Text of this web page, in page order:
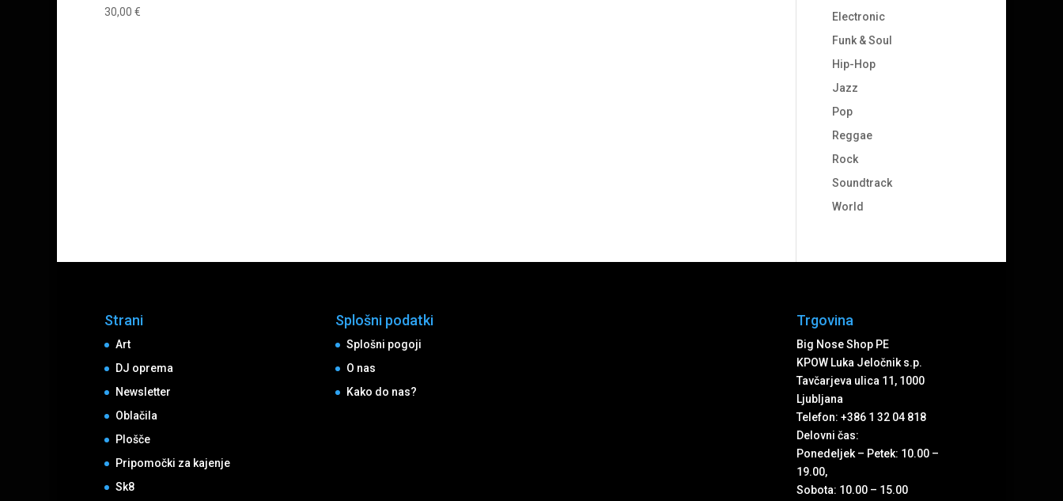
30,00 €
Electronic
Funk & Soul
Hip-Hop
Jazz
Pop
Reggae
Rock
Soundtrack
World
Strani
Art
DJ oprema
Newsletter
Oblačila
Plošče
Pripomočki za kajenje
Sk8
Splošni podatki
Splošni pogoji
O nas
Kako do nas?
Trgovina
Big Nose Shop PE
KPOW Luka Jeločnik s.p.
Tavčarjeva ulica 11, 1000
Ljubljana
Telefon: +386 1 32 04 818
Delovni čas:
Ponedeljek – Petek: 10.00 –
19.00,
Sobota: 10.00 – 15.00